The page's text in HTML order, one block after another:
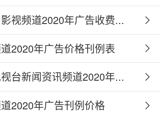
视频道2020年广告收费...
2020年广告价格刊例表
台新闻资讯频道2020年...
2020年广告刊例价格